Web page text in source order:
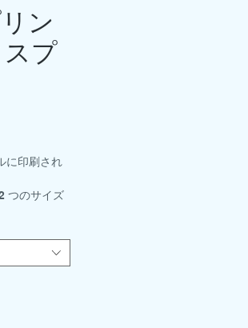
ン
プ
に印刷され
つのサイズ
ドホルダー